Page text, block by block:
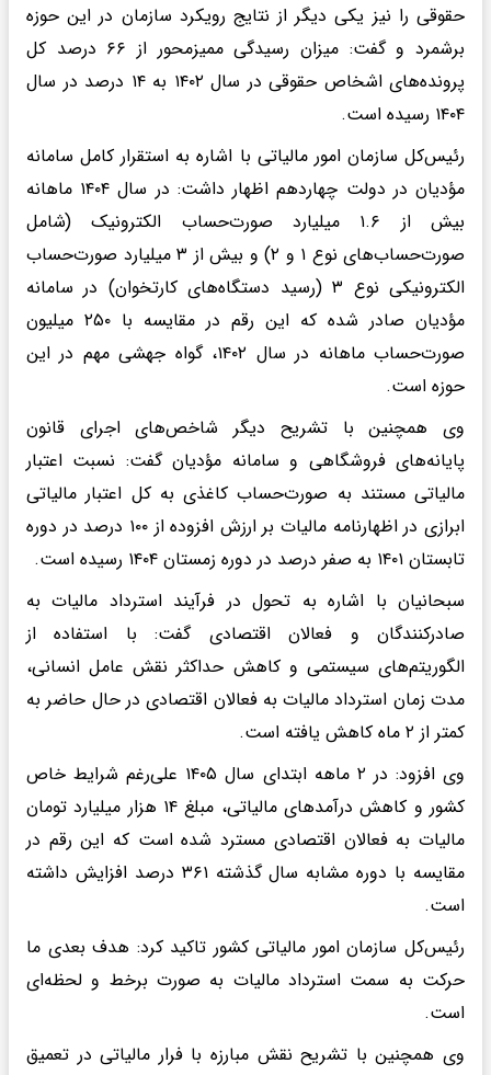
حقوقی را نیز یکی دیگر از نتایج رویکرد سازمان در این حوزه
برشمرد و گفت: میزان رسیدگی ممیزمحور از ۶۶ درصد کل
پرونده‌های اشخاص حقوقی در سال ۱۴۰۲ به ۱۴ درصد در سال
۱۴۰۴ رسیده است.
رئیس‌کل سازمان امور مالیاتی با اشاره به استقرار کامل سامانه
مؤدیان در دولت چهاردهم اظهار داشت: در سال ۱۴۰۴ ماهانه
بیش از ۱.۶ میلیارد صورت‌حساب الکترونیک (شامل
صورت‌حساب‌های نوع ۱ و ۲) و بیش از ۳ میلیارد صورت‌حساب
الکترونیکی نوع ۳ (رسید دستگاه‌های کارتخوان) در سامانه
مؤدیان صادر شده که این رقم در مقایسه با ۲۵۰ میلیون
صورت‌حساب ماهانه در سال ۱۴۰۲، گواه جهشی مهم در این
حوزه است.
وی همچنین با تشریح دیگر شاخص‌های اجرای قانون
پایانه‌های فروشگاهی و سامانه مؤدیان گفت: نسبت اعتبار
مالیاتی مستند به صورت‌حساب کاغذی به کل اعتبار مالیاتی
ابرازی در اظهارنامه مالیات بر ارزش افزوده از ۱۰۰ درصد در دوره
تابستان ۱۴۰۱ به صفر درصد در دوره زمستان ۱۴۰۴ رسیده است.
سبحانیان با اشاره به تحول در فرآیند استرداد مالیات به
صادرکنندگان و فعالان اقتصادی گفت: با استفاده از
الگوریتم‌های سیستمی و کاهش حداکثر نقش عامل انسانی،
مدت زمان استرداد مالیات به فعالان اقتصادی در حال حاضر به
کمتر از ۲ ماه کاهش یافته است.
وی افزود: در ۲ ماهه ابتدای سال ۱۴۰۵ علی‌رغم شرایط خاص
کشور و کاهش درآمدهای مالیاتی، مبلغ ۱۴ هزار میلیارد تومان
مالیات به فعالان اقتصادی مسترد شده است که این رقم در
مقایسه با دوره مشابه سال گذشته ۳۶۱ درصد افزایش داشته
است.
رئیس‌کل سازمان امور مالیاتی کشور تاکید کرد: هدف بعدی ما
حرکت به سمت استرداد مالیات به صورت برخط و لحظه‌ای
است.
وی همچنین با تشریح نقش مبارزه با فرار مالیاتی در تعمیق